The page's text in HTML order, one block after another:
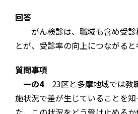
回答
がん検診は、職域も含め受診
とが、受診率の向上につながると
質問事項
一の423区と多摩地域では教
施状況で差が生じていることを